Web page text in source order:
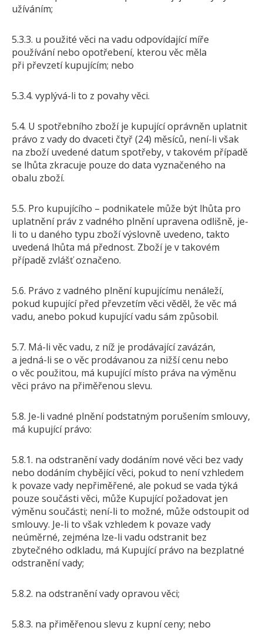
užíváním;
5.3.3. u použité věci na vadu odpovídající míře
používání nebo opotřebení, kterou věc měla
při převzetí kupujícím; nebo
5.3.4. vyplývá-li to z povahy věci.
5.4. U spotřebního zboží je kupující oprávněn uplatnit
právo z vady do dvaceti čtyř (24) měsíců, není-li však
na zboží uvedené datum spotřeby, v takovém případě
se lhůta zkracuje pouze do data vyznačeného na
obalu zboží.
5.5. Pro kupujícího – podnikatele může být lhůta pro
uplatnění práv z vadného plnění upravena odlišně, je-
li to u daného typu zboží výslovně uvedeno, takto
uvedená lhůta má přednost. Zboží je v takovém
případě zvlášť označeno.
5.6. Právo z vadného plnění kupujícímu nenáleží,
pokud kupující před převzetím věci věděl, že věc má
vadu, anebo pokud kupující vadu sám způsobil.
5.7. Má-li věc vadu, z níž je prodávající zavázán,
a jedná-li se o věc prodávanou za nižší cenu nebo
o věc použitou, má kupující místo práva na výměnu
věci právo na přiměřenou slevu.
5.8. Je-li vadné plnění podstatným porušením smlouvy,
má kupující právo:
5.8.1. na odstranění vady dodáním nové věci bez vady
nebo dodáním chybějící věci, pokud to není vzhledem
k povaze vady nepřiměřené, ale pokud se vada týká
pouze součásti věci, může Kupující požadovat jen
výměnu součásti; není-li to možné, může odstoupit od
smlouvy. Je-li to však vzhledem k povaze vady
neúměrné, zejména lze-li vadu odstranit bez
zbytečného odkladu, má Kupující právo na bezplatné
odstranění vady;
5.8.2. na odstranění vady opravou věci;
5.8.3. na přiměřenou slevu z kupní ceny; nebo